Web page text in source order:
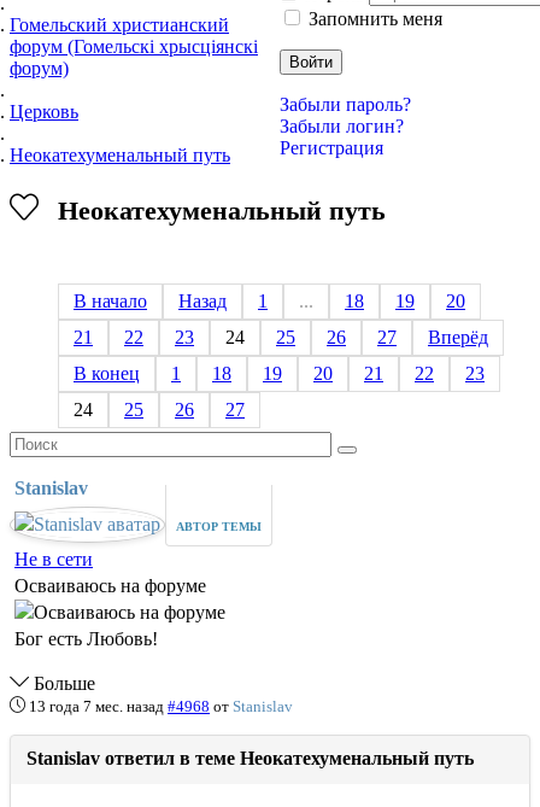
Запомнить меня
Войти
Забыли пароль?
Забыли логин?
Регистрация
Гомельский христианский
форум (Гомельскі хрысціянскі
форум)
Церковь
Неокатехуменальный путь
Неокатехуменальный путь
В начало Назад 1 ... 18 19
20
21
22 23 24 25 26 27
Вперёд
В конец
1 18 19 20 21 22
23
24
25 26 27
Stanislav
АВТОР ТЕМЫ
Не в сети
Осваиваюсь на форуме
Бог есть Любовь!
Больше
13 года 7 мес. назад #4968 от Stanislav
Stanislav ответил в теме Неокатехуменальный путь